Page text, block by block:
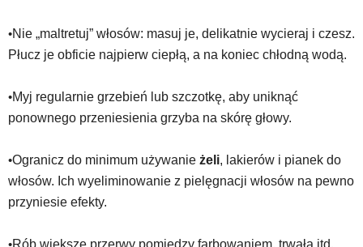
•Nie „maltretuj” włosów: masuj je, delikatnie wycieraj i czesz.
Płucz je obficie najpierw ciepłą, a na koniec chłodną wodą.
•Myj regularnie grzebień lub szczotkę, aby uniknąć
ponownego przeniesienia grzyba na skórę głowy.
•Ogranicz do minimum używanie żeli, lakierów i pianek do
włosów. Ich wyeliminowanie z pielęgnacji włosów na pewno
przyniesie efekty.
•Rób większe przerwy pomiędzy farbowaniem, trwałą itd.